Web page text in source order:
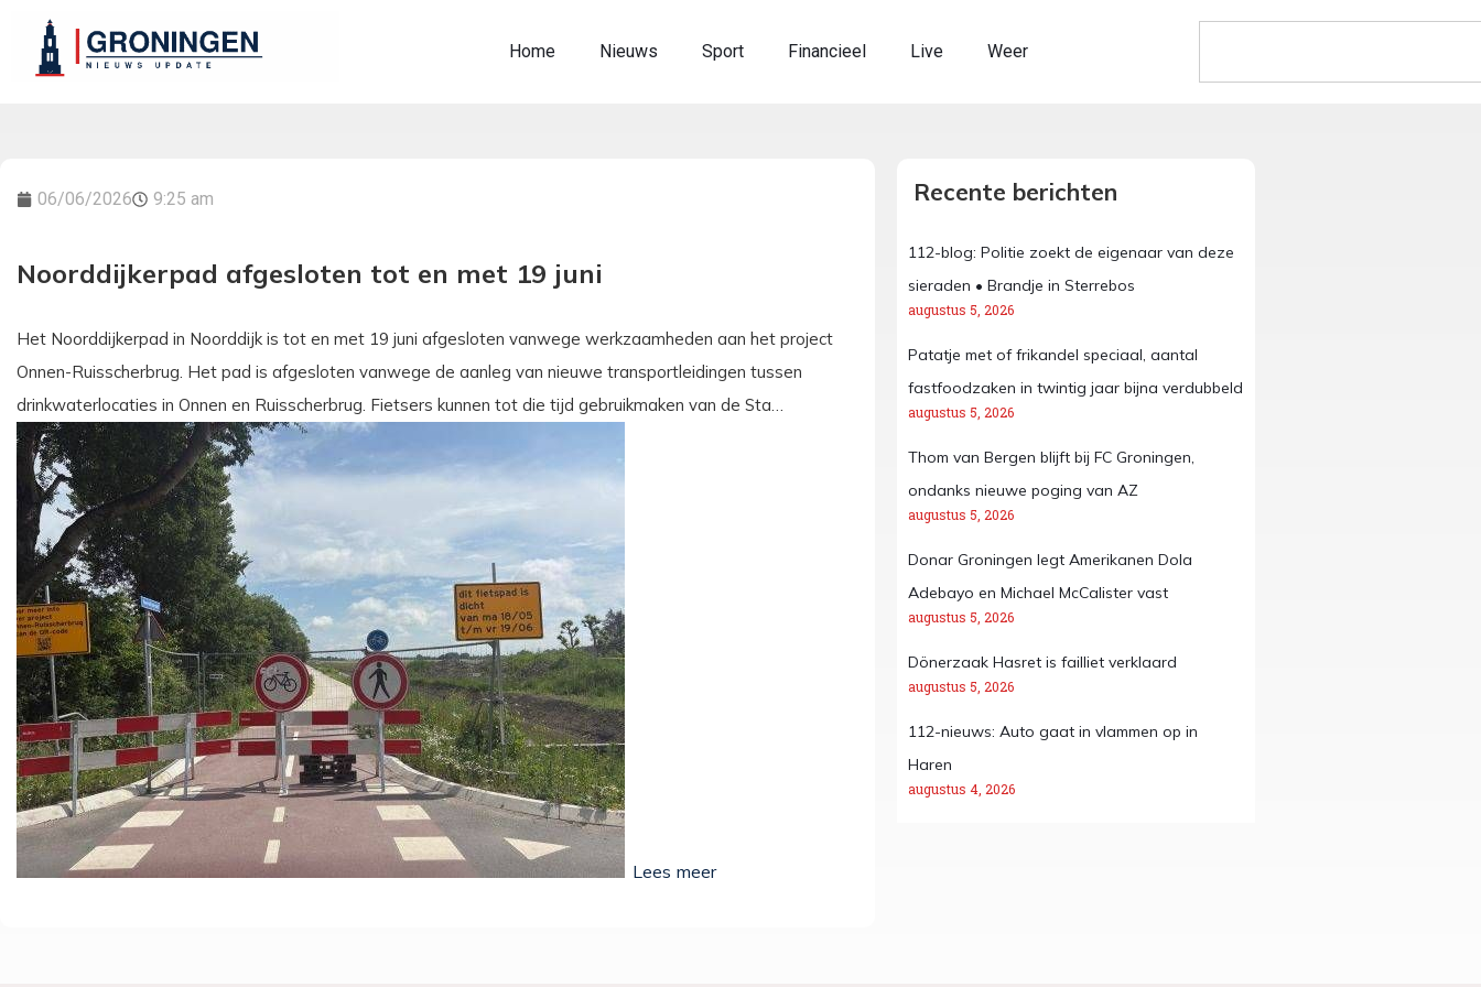
Home Nieuws Sport Financieel Live Weer
06/06/2026 9:25 am
Noorddijkerpad afgesloten tot en met 19 juni
Het Noorddijkerpad in Noorddijk is tot en met 19 juni afgesloten vanwege werkzaamheden aan het project
Onnen-Ruisscherbrug. Het pad is afgesloten vanwege de aanleg van nieuwe transportleidingen tussen
drinkwaterlocaties in Onnen en Ruisscherbrug. Fietsers kunnen tot die tijd gebruikmaken van de Sta…
Recente berichten
112-blog: Politie zoekt de eigenaar van deze
sieraden • Brandje in Sterrebos
augustus 5, 2026
Patatje met of frikandel speciaal, aantal
fastfoodzaken in twintig jaar bijna verdubbeld
augustus 5, 2026
Thom van Bergen blijft bij FC Groningen,
ondanks nieuwe poging van AZ
augustus 5, 2026
Donar Groningen legt Amerikanen Dola
Adebayo en Michael McCalister vast
augustus 5, 2026
Dönerzaak Hasret is failliet verklaard
augustus 5, 2026
112-nieuws: Auto gaat in vlammen op in
Haren
augustus 4, 2026